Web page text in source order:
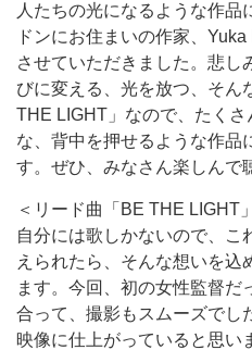
人たちの光になるような作
ドンにお住まいの作家、
させていただきました。悲し
びに変える、光を放つ、そん
THE LIGHT」なので、たくさ
な、背中を押せるような作品
す。ぜひ、みなさん楽しんで
＜リード曲「BE THE LIGHT
自分には歌しかないので、こ
えられたら、そんな想いを込
ます。今回、初の女性監督
合って、撮影もスムーズでし
映像に仕上がっていると思い